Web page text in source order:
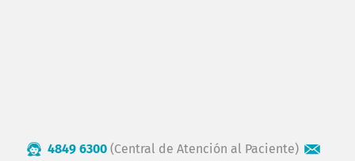
4849 6300 (Central de Atención al Paciente)